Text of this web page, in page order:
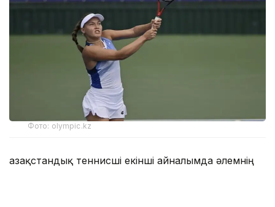
Фото: olympic.kz
Қазақстандық теннисші екінші айналымда әлемнің